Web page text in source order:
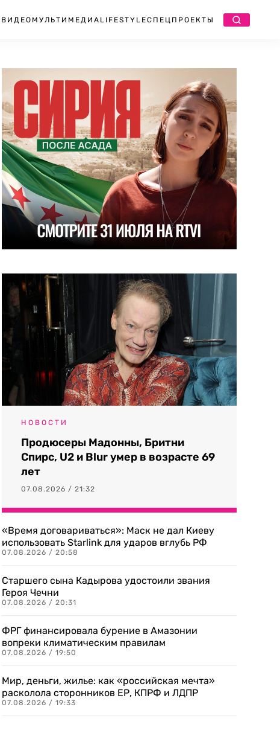
ВИДЕО МУЛЬТИМЕДИА LIFESTYLEСПЕЦПРОЕКТЫ
НОВОСТИ
Продюсеры Мадонны, Бритни
Спирс, U2 и Blur умер в возрасте 69
лет
07.08.2026 / 21:32
«Время договариваться»: Маск не дал Киеву
использовать Starlink для ударов вглубь РФ
07.08.2026 / 20:58
Старшего сына Кадырова удостоили звания
Героя Чечни
07.08.2026 / 20:31
ФРГ финансировала бурение в Амазонии
вопреки климатическим правилам
07.08.2026 / 19:50
Мир, деньги, жилье: как «российская мечта»
расколола сторонников ЕР, КПРФ и ЛДПР
07.08.2026 / 19:33